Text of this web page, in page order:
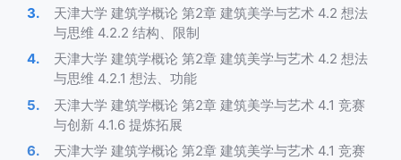
天津大学 建筑学概论 第2章 建筑美学与艺术 4.2 想法
与思维 4.2.2 结构、限制
天津大学 建筑学概论 第2章 建筑美学与艺术 4.2 想法
与思维 4.2.1 想法、功能
天津大学 建筑学概论 第2章 建筑美学与艺术 4.1 竞赛
与创新 4.1.6 提炼拓展
天津大学 建筑学概论 第2章 建筑美学与艺术 4.1 竞赛